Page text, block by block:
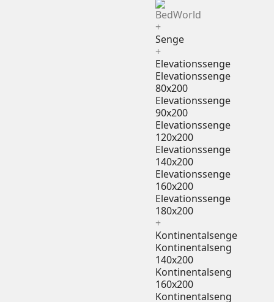
+
Senge
+
Elevationssenge
Elevationssenge
80x200
Elevationssenge
90x200
Elevationssenge
120x200
Elevationssenge
140x200
Elevationssenge
160x200
Elevationssenge
180x200
+
Kontinentalsenge
Kontinentalseng
140x200
Kontinentalseng
160x200
Kontinentalseng